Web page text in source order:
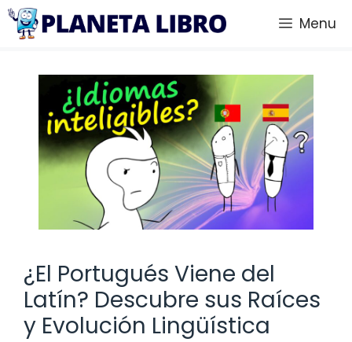
Saltar
Menu
¿El Portugués Viene del
Latín? Descubre sus Raíces
y Evolución Lingüística